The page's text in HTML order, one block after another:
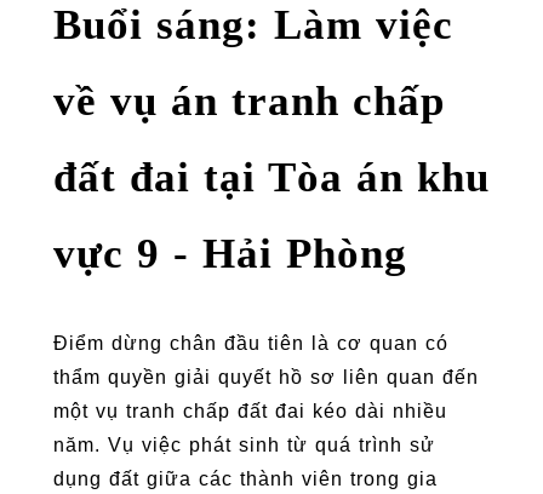
Buổi sáng: Làm việc
về vụ án tranh chấp
đất đai tại Tòa án khu
vực 9 - Hải Phòng
Điểm dừng chân đầu tiên là cơ quan có
thẩm quyền giải quyết hồ sơ liên quan đến
một vụ tranh chấp đất đai kéo dài nhiều
năm. Vụ việc phát sinh từ quá trình sử
dụng đất giữa các thành viên trong gia